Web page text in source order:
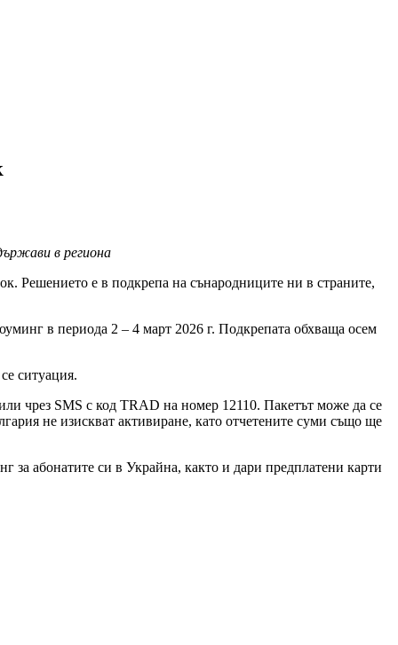
в региона
Решението е в подкрепа на сънародниците ни в страните,
в периода 2 – 4 март 2026 г. Подкрепата обхваща осем
ситуация.
чрез SMS с код TRAD на номер 12110. Пакетът може да се
не изискват активиране, като отчетените суми също ще
за абонатите си в Украйна, както и дари предплатени карти